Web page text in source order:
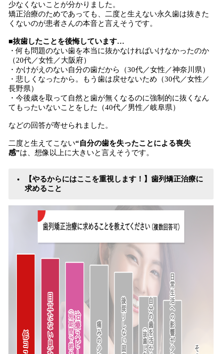
少なくないことが分かりました。
矯正治療のためであっても、二度と生えない永久歯は抜きた
くないのが患者さんの本音と言えそうです。
■抜歯したことを後悔しています…
・何も問題のない歯を本当に抜かなければいけなかったのか
（20代／女性／大阪府）
・かけがえのない自分の歯だから（30代／女性／神奈川県）
・悲しくなったから。もう歯は戻せないため（30代／女性／
長野県）
・今後歳を取って自然と歯が無くなるのに強制的に抜くなん
てもったいないことをした（40代／男性／岐阜県）
などの回答が寄せられました。
二度と生えてこない“自分の歯を失ったことによる喪失
感”は、想像以上に大きいと言えそうです。
【やるからにはここを重視します！】歯列矯正治療に
求めること